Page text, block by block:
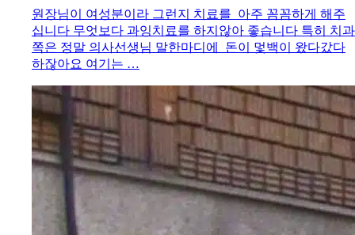
원장님이 여성분이라 그런지 치료를 아주 꼼꼼하게 해주
십니다 무엇보다 과잉치료를 하지않아 좋습니다 특히 치과
쪽은 정말 의사선생님 말한마디에 돈이 멏백이 왔다갔다
하잖아요 여기는 …